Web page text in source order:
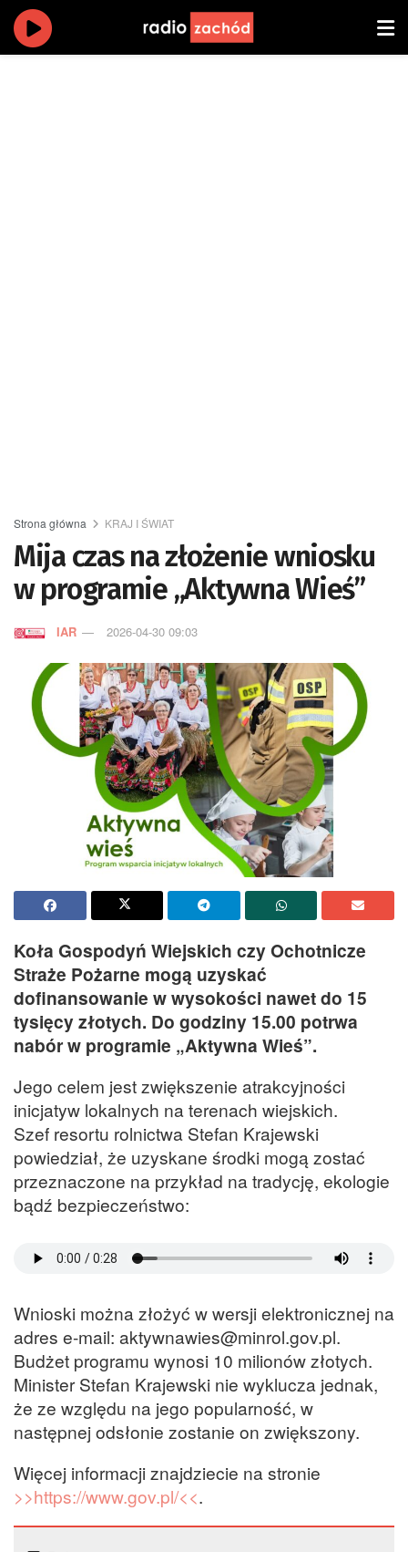
Strona główna KRAJ I ŚWIAT
Mija czas na złożenie wniosku
w programie „Aktywna Wieś”
IAR 2026-04-30 09:03
Koła Gospodyń Wiejskich czy Ochotnicze
Straże Pożarne mogą uzyskać
dofinansowanie w wysokości nawet do 15
tysięcy złotych. Do godziny 15.00 potrwa
nabór w programie „Aktywna Wieś”.
Jego celem jest zwiększenie atrakcyjności
inicjatyw lokalnych na terenach wiejskich.
Szef resortu rolnictwa Stefan Krajewski
powiedział, że uzyskane środki mogą zostać
przeznaczone na przykład na tradycję, ekologie
bądź bezpieczeństwo:
Wnioski można złożyć w wersji elektronicznej na
adres e-mail: aktywnawies@minrol.gov.pl.
Budżet programu wynosi 10 milionów złotych.
Minister Stefan Krajewski nie wyklucza jednak,
że ze względu na jego popularność, w
następnej odsłonie zostanie on zwiększony.
Więcej informacji znajdziecie na stronie
>>https://www.gov.pl/<<.